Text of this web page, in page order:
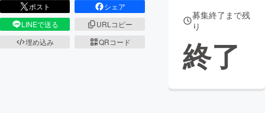
ポスト
シェア
LINEで送る
URLコピー
埋め込み
QRコード
募集終了まで残
り
終了